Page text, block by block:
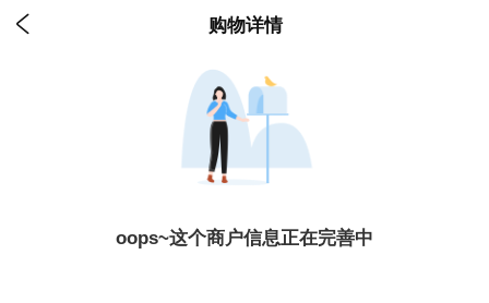
 购物详情
oops~这个商户信息正在完善中